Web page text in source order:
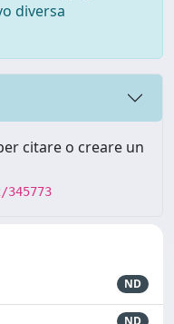
diversa
citare o creare un
ND